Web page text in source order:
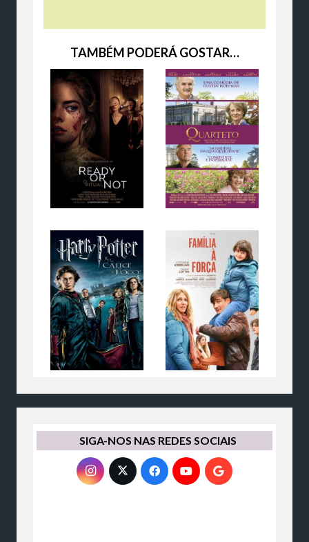
TAMBÉM PODERÁ GOSTAR…
SIGA-NOS NAS REDES SOCIAIS